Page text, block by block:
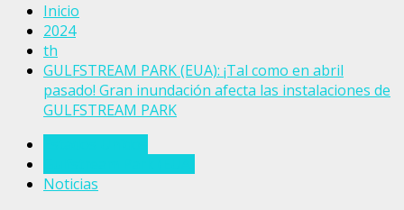
Inicio
2024
th
GULFSTREAM PARK (EUA): ¡Tal como en abril
pasado! Gran inundación afecta las instalaciones de
GULFSTREAM PARK
Noticias